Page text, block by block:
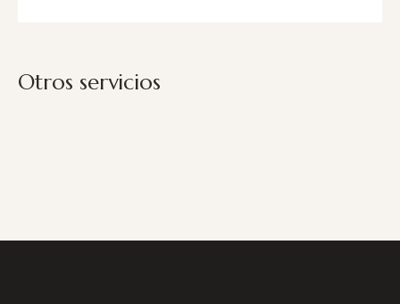
Otros servicios